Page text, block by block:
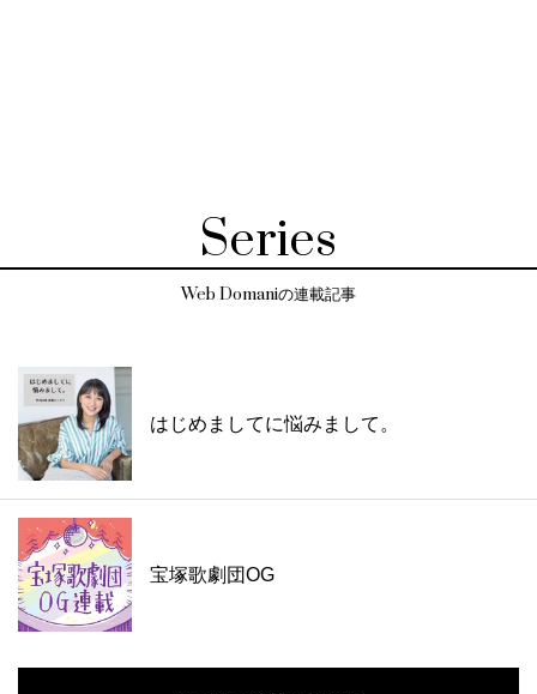
Series
Web Domaniの連載記事
はじめましてに悩みまして。
宝塚歌劇団OG